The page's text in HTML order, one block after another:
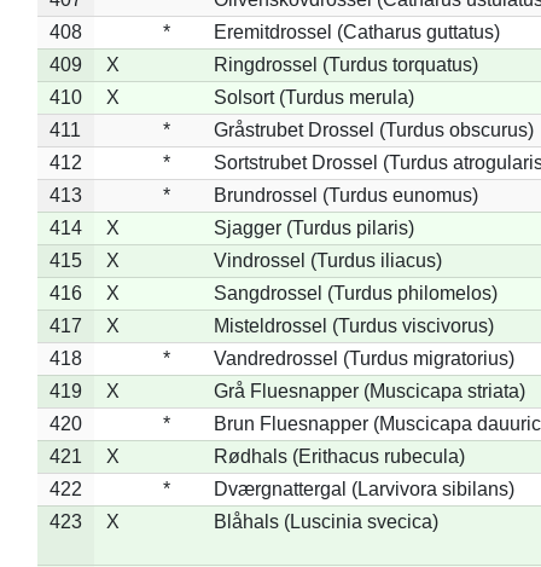
408
*
Eremitdrossel (Catharus guttatus)
409
X
Ringdrossel (Turdus torquatus)
410
X
Solsort (Turdus merula)
411
*
Gråstrubet Drossel (Turdus obscurus)
412
*
Sortstrubet Drossel (Turdus
413
*
Brundrossel (Turdus eunomus)
414
X
Sjagger (Turdus pilaris)
415
X
Vindrossel (Turdus iliacus)
416
X
Sangdrossel (Turdus philomelos)
417
X
Misteldrossel (Turdus viscivorus)
418
*
Vandredrossel (Turdus migratorius)
419
X
Grå Fluesnapper (Muscicapa striata)
420
*
Brun Fluesnapper (Muscicapa
421
X
Rødhals (Erithacus rubecula)
422
*
Dværgnattergal (Larvivora sibilans)
423
X Blåhals (Luscinia svecica)